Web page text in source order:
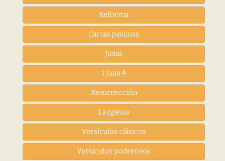
Reforma
Cartas paulinas
Judas
1 Juan 4
Resurrección
La Iglesia
Versículos clásicos
Versículos poderosos